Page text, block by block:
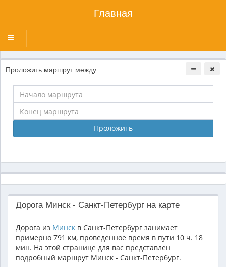
Главная
Переключатель
меню
Проложить маршрут между:
Проложить
Дорога Минск - Санкт-Петербург на карте
Дорога из Минск в Санкт-Петербург занимает
примерно 791 км, проведенное время в пути 10 ч. 18
мин. На этой странице для вас представлен
подробный маршрут Минск - Санкт-Петербург.